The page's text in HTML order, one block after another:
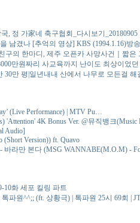
, 정 가家네 축구협회_다시보기_20180905
남겼나 [추억의 영상] KBS (1994.1.16)방송
구의 한마디, 제주 오픈카 사망사건｜짧은
만원짜리 사교육까지 난이도 최상이었
30만 평|일년내내 산에서 나무로 모든걸
(Live Performance) | MTV Pu…
'Attention' 4K Bonus Ver. @뮤직뱅크
Audio]
(Short Version)) ft. Quavo
라만 본다 (MSG WANNABE(M.O.M) -
10화 세포 킬링 파트
파원^^;; (ft. 상황극) | 톡파원 25시 69회 |